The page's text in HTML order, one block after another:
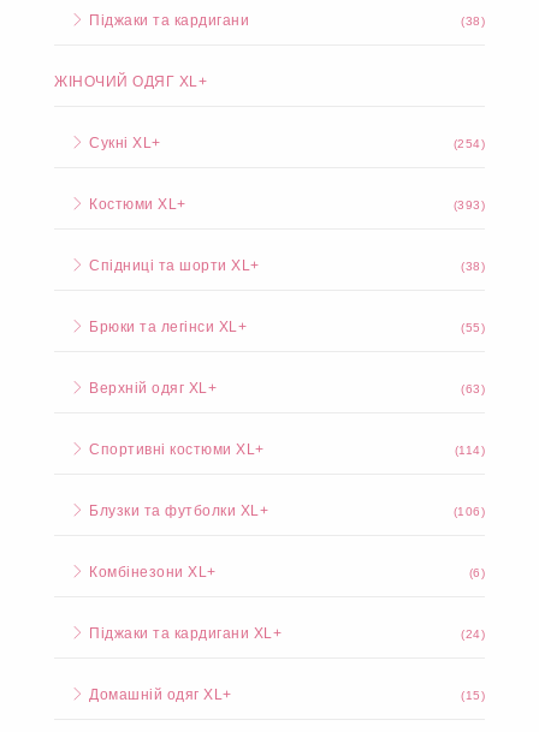
Піджаки та кардигани (38)
ЖІНОЧИЙ ОДЯГ XL+
Сукні XL+ (254)
Костюми XL+ (393)
Спідниці та шорти XL+ (38)
Брюки та легінси XL+ (55)
Верхній одяг XL+ (63)
Спортивні костюми XL+ (114)
Блузки та футболки XL+ (106)
Комбінезони XL+ (6)
Піджаки та кардигани XL+ (24)
Домашній одяг XL+ (15)